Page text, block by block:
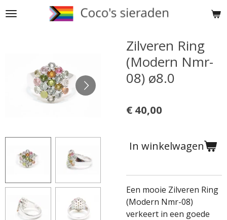
Ga
Zilveren Ring
(Modern Nmr-
08) ø8.0
€ 40,00
In winkelwagen
Een mooie Zilveren Ring
(Modern Nmr-08)
verkeert in een goede